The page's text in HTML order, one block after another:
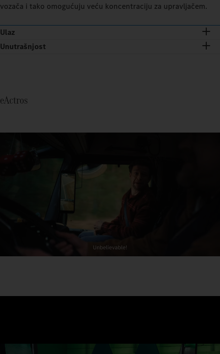
vozača i tako omogućuju veću koncentraciju za upravljačem.
Ulaz
Unutrašnjost
eActros